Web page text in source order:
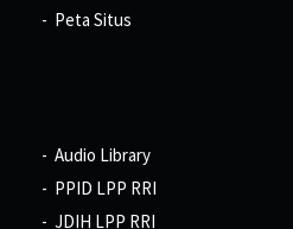
Peta Situs
Audio Library
PPID LPP RRI
JDIH LPP RRI